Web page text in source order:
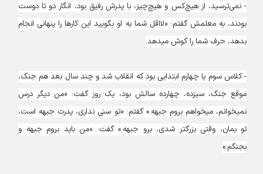
- نمی‌ترسید، از هیچ‌کس و هیچ‌چیز، با پدرش رفیق بود، انگار دو تا دوست
بودند، به معلمش گفتم: «لااقل شما به او بگویید این کارها را پنهانی انجام
بدهد، حرف شما را گوش می‎دهد.
- کلاس سوم یا چهارم ابتدایی بود که انقلاب شد و چند سال بعد هم جنگ،
موقع جنگ، سیزده، چهارده سالش بود، یک روز گفت: «من دیگر درس
نمی‎خوانم، می‎خواهم بروم جبهه.» گفتم: «تو سنی نداری، پدرت جبهه است،
تو بمان، وقتی بزرگ‎تر شدی، برو جبهه.» گفت: «من باید بروم جبهه و
بجنگم.»